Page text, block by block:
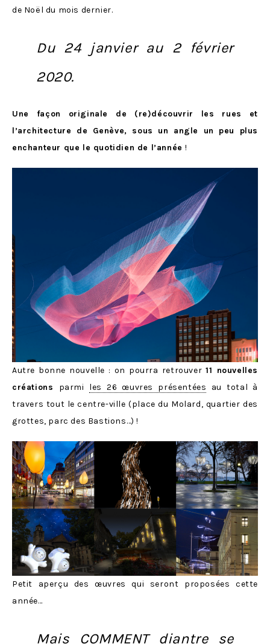
de Noël du mois dernier.
Du 24 janvier au 2 février
2020.
Une façon originale de (re)découvrir les rues et
l’architecture de Genève, sous un angle un peu plus
enchanteur que le quotidien de l’année!
Autre bonne nouvelle : on pourra retrouver11 nouvelles
créations parmi les 26 œuvres présentées au total à
travers tout le centre-ville (place du Molard, quartier des
grottes, parc des Bastions…) !
Petit aperçu des œuvres qui seront proposées cette
année…
Mais COMMENT diantre se